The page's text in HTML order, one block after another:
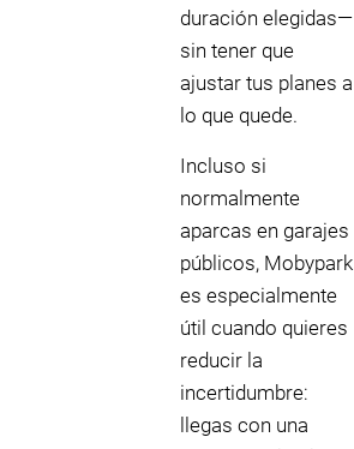
duración elegidas—
sin tener que
ajustar tus planes a
lo que quede.
Incluso si
normalmente
aparcas en garajes
públicos, Mobypark
es especialmente
útil cuando quieres
reducir la
incertidumbre:
llegas con una